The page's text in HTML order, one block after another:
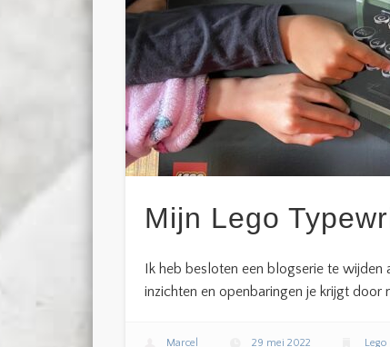
Mijn Lego
Ik heb besloten een blogserie te
inzichten en openbaringen je krijgt door
Marcel 29 mei 2022